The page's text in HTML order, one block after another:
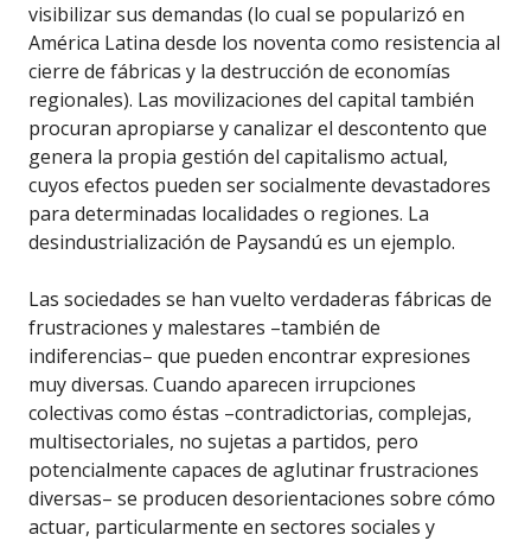
visibilizar sus demandas (lo cual se popularizó en
América Latina desde los noventa como resistencia al
cierre de fábricas y la destrucción de economías
regionales). Las movilizaciones del capital también
procuran apropiarse y canalizar el descontento que
genera la propia gestión del capitalismo actual,
cuyos efectos pueden ser socialmente devastadores
para determinadas localidades o regiones. La
desindustrialización de Paysandú es un ejemplo.
Las sociedades se han vuelto verdaderas fábricas de
frustraciones y malestares –también de
indiferencias– que pueden encontrar expresiones
muy diversas. Cuando aparecen irrupciones
colectivas como éstas –contradictorias, complejas,
multisectoriales, no sujetas a partidos, pero
potencialmente capaces de aglutinar frustraciones
diversas– se producen desorientaciones sobre cómo
actuar, particularmente en sectores sociales y